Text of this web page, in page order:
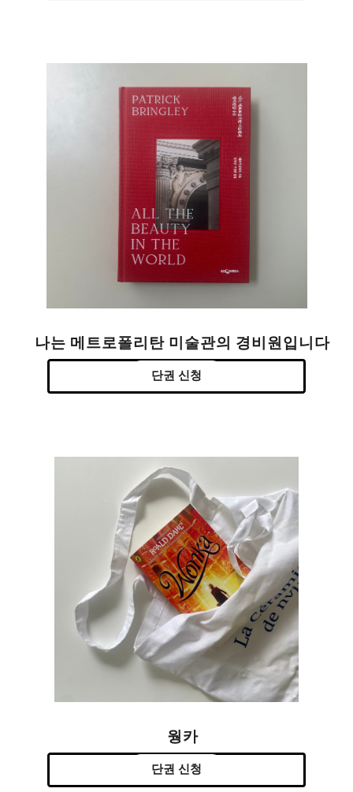
나는 메트로폴리탄 미술관의 경비원입니다
단권 신청
웡카
단권 신청